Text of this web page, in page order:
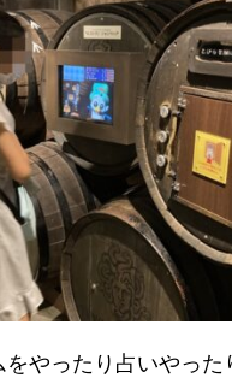
をやったり占いやった